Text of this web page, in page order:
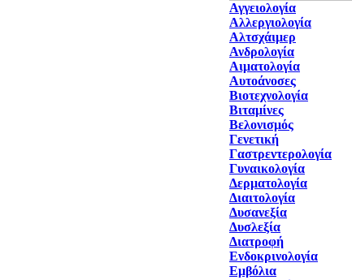
Αγγειολογία
Αλλεργιολογία
Αλτσχάιμερ
Ανδρολογία
Αιματολογία
Αυτοάνοσες
Βιοτεχνολογία
Βιταμίνες
Βελονισμός
Γενετική
Γαστρεντερολογία
Γυναικολογία
Δερματολογία
Διαιτολογία
Δυσανεξία
Δυσλεξία
Διατροφή
Ενδοκρινολογία
Εμβόλια